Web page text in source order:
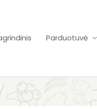
Parduotuvė